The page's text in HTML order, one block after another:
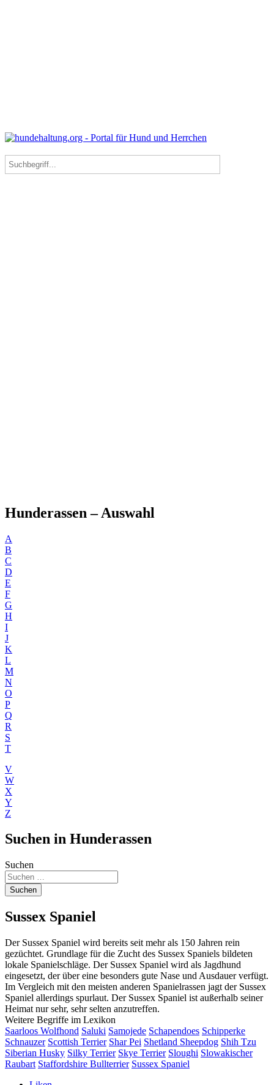
Hunderassen – Auswahl
A
B
C
D
E
F
G
H
I
J
K
L
M
N
O
P
Q
R
S
T
V
W
X
Y
Z
Suchen in Hunderassen
Suchen
Suchen
Sussex Spaniel
Der Sussex Spaniel wird bereits seit mehr als 150 Jahren rein
gezüchtet. Grundlage für die Zucht des Sussex Spaniels bildeten
lokale Spanielschläge. Der Sussex Spaniel wird als Jagdhund
eingesetzt, der über eine besonders gute Nase und Ausdauer verfügt.
Im Vergleich mit den meisten anderen Spanielrassen jagt der Sussex
Spaniel allerdings spurlaut. Der Sussex Spaniel ist außerhalb seiner
Heimat nur sehr, sehr selten anzutreffen.
Weitere Begriffe im Lexikon
Saarloos Wolfhond Saluki Samojede Schapendoes Schipperke
Schnauzer Scottish Terrier Shar Pei Shetland Sheepdog Shih Tzu
Siberian Husky Silky Terrier Skye Terrier Sloughi Slowakischer
Raubart Staffordshire Bullterrier Sussex Spaniel